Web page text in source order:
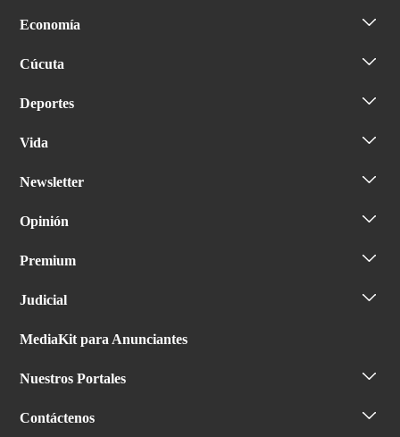
Economía
Cúcuta
Deportes
Vida
Newsletter
Opinión
Premium
Judicial
MediaKit para Anunciantes
Nuestros Portales
Contáctenos